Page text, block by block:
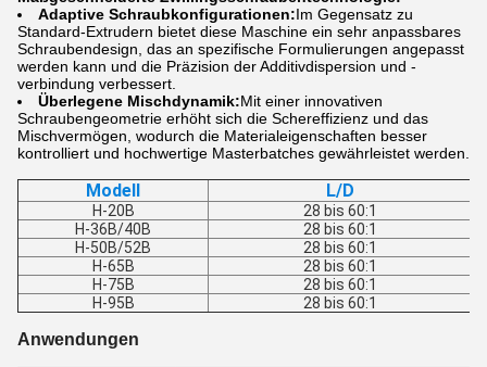
Adaptive Schraubkonfigurationen:Im Gegensatz zu
Standard-Extrudern bietet diese Maschine ein sehr anpassbares
Schraubendesign, das an spezifische Formulierungen angepasst
werden kann und die Präzision der Additivdispersion und -
verbindung verbessert.
Überlegene Mischdynamik:Mit einer innovativen
Schraubengeometrie erhöht sich die Schereffizienz und das
Mischvermögen, wodurch die Materialeigenschaften besser
kontrolliert und hochwertige Masterbatches gewährleistet werden.
Modell L/D
H-20B
28 bis 60:1
H-36B/40B
28 bis 60:1
H-50B/52B
28 bis 60:1
H-65B
28 bis 60:1
H-75B
28 bis 60:1
H-95B
28 bis 60:1
Anwendungen